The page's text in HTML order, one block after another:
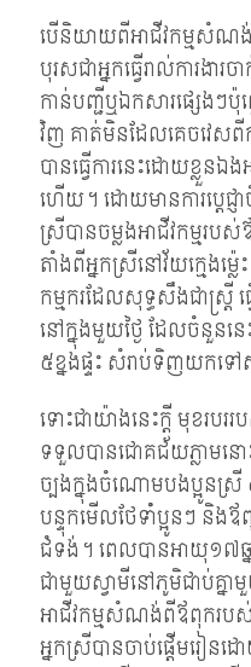
បើនិយាយពីអាជីវកម្មសំណ
បុរសជាអ្នកធ្វើរាល់ការងារច
កាន់បញ្ជីឬឯកសារផ្សេងៗប៉ុ
វិញ គាត់មិនដែលគេចវេសពី
បានធ្វើការនេះដោយខ្លួន
ហើយ។ ដោយមានការប្តេជ្ញា
ស្រីបានចម្លងអាជីវកម្មរប
តាំងពីអ្នកស្រីនៅវ័យក្មេងម្ល៉េ
កម្មករដែលសុទ្ធសឹងជាស្រ្តី
នៅក្នុងមួយថ្ងៃ ដែលចំនួននេ
៥ខ្នងផ្ទះ សំរាប់ទិញយកទ
ទោះជាយ៉ាងនេះក្តី មុខរបររ
ទទួលបានជោគជ័យភ្លាមនោ
ច្បងក្នុងចំណោមបងប្អូនស្រី
បន្ទុកមើលថែទំាំប្អូនៗ និង
ជំទង់។ ពេលបានអាយុ១៧ឆ្ន
ជាមួយស្វាមីនៅភូមិជាប់គ្នា
អាជីវកម្មសំណង់ពីឪពុករប
អ្នកស្រីបានចាប់ផ្តើមរៀនដ